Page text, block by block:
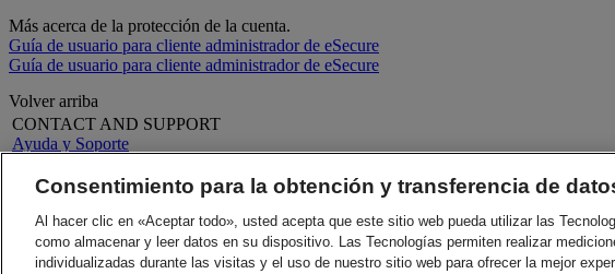
Más acerca de la protección de la cuenta.
Guía de usuario para cliente administrador de eSecure
Guía de usuario para cliente administrador de eSecure
Volver arriba
CONTACT AND SUPPORT
Ayuda y Soporte
Contáctenos
LEGAL
Términos y Condiciones
Garantía de devolución
Acerca de DHL
Prensa
Carreras
Consentimiento para la obtención y transferencia de
Al hacer clic en «Aceptar todo», usted acepta que este sitio web pueda utilizar las
como almacenar y leer datos en su dispositivo. Las Tecnologías permiten realizar
individualizadas durante las visitas y el uso de nuestro sitio web para ofrecer la mejor